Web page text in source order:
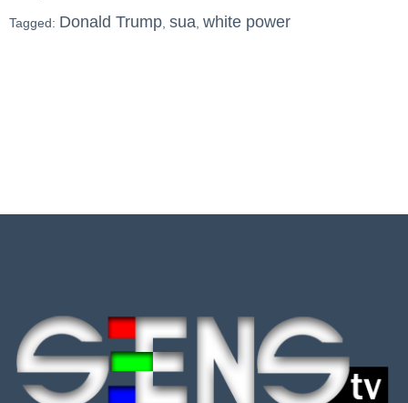
Tagged: Donald Trump sua white power